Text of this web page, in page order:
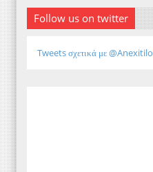
Follow us on twitter
Tweets σχετικά με @Anexitilo